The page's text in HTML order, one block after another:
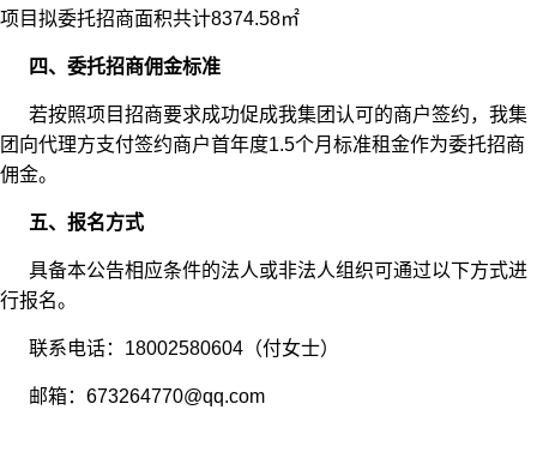
项目拟委托招商面积共计8374.58㎡
四、委托招商佣金标准
若按照项目招商要求成功促成我集团认可的商户签约，我集
团向代理方支付签约商户首年度1.5个月标准租金作为委托招商
佣金。
五、报名方式
具备本公告相应条件的法人或非法人组织可通过以下方式进
行报名。
联系电话：18002580604（付女士）
邮箱：673264770@qq.com